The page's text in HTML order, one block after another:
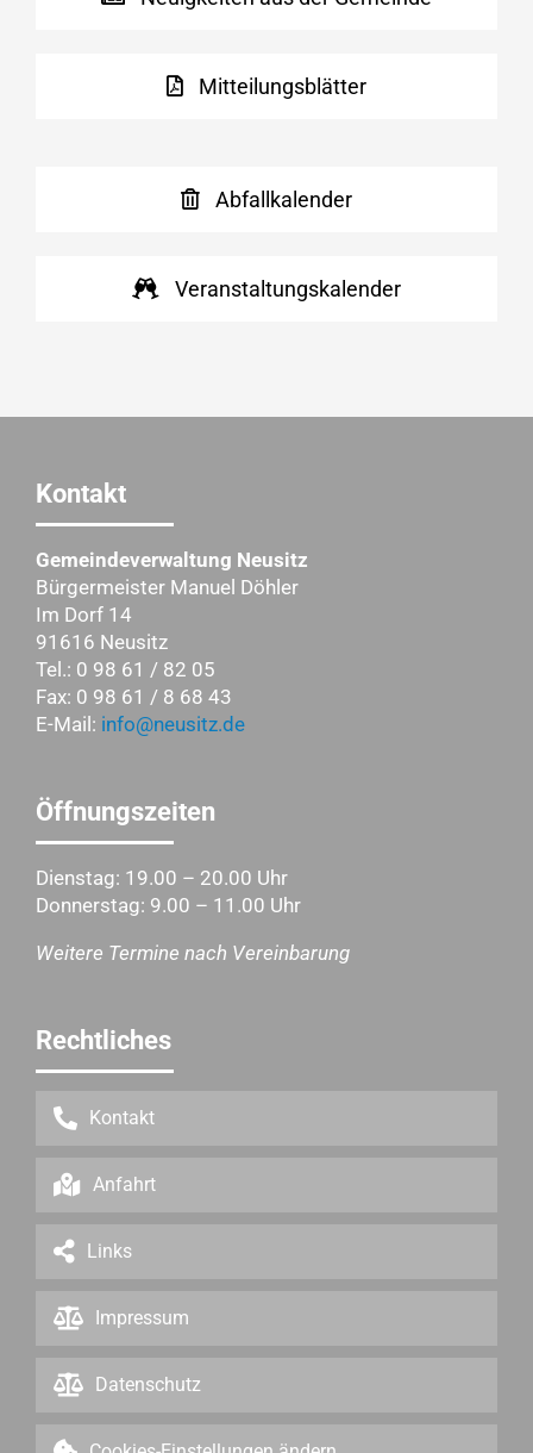
Mitteilungsblätter
Abfallkalender
Veranstaltungskalender
Kontakt
Gemeindeverwaltung Neusitz
Bürgermeister Manuel Döhler
Im Dorf 14
91616 Neusitz
Tel.: 0 98 61 / 82 05
Fax: 0 98 61 / 8 68 43
E-Mail: info@neusitz.de
Öffnungszeiten
Dienstag: 19.00 – 20.00 Uhr
Donnerstag: 9.00 – 11.00 Uhr
Weitere Termine nach Vereinbarung
Rechtliches
Kontakt
Anfahrt
Links
Impressum
Datenschutz